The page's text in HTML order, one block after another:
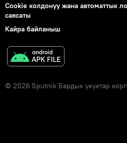
Cookie колдонуу жана автоматтык
саясаты
Кайра байланыш
© 2026 Sputnik Бардык укуктар